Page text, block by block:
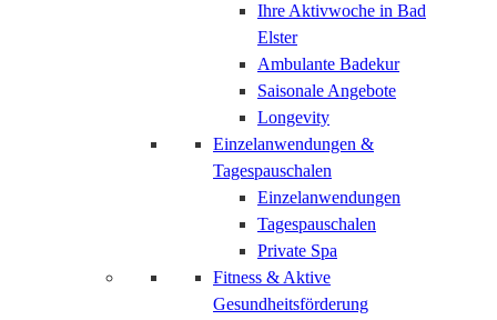
Ihre Aktivwoche in Bad
Elster
Ambulante Badekur
Saisonale Angebote
Longevity
Einzelanwendungen &
Tagespauschalen
Einzelanwendungen
Tagespauschalen
Private Spa
Fitness & Aktive
Gesundheitsförderung